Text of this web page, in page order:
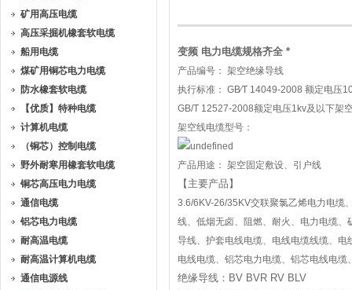
矿用高压电缆
高压采掘机橡套软电缆
船用电缆
煤矿用铜芯电力电缆
防水橡套软电缆
【优质】特种电缆
计算机电缆
（铜芯）控制电缆
野外耐寒用橡套软电缆
铜芯高压电力电缆
通信电缆
铝芯电力电缆
耐高温电缆
耐高温计算机电缆
通信电源线
变频 电力电缆规格齐全 *
产品编号： 架空绝缘导线
执行标准： GB∕T 14049-2008 额定电压
GB/T 12527-2008额定电压1kv及以下架
架空线电缆型号：
产品用途： 架空固定敷设、引户线
【主要产品】
3.6/6KV-26/35KV交联聚氯乙烯电力电缆
线、低烟无卤、阻燃、耐火、电力电缆
导线、护套电线电缆、电线电缆线缆、
电线电缆、铝芯电力电缆、铝芯电线电
绝缘导线：BV BVR RV BLV